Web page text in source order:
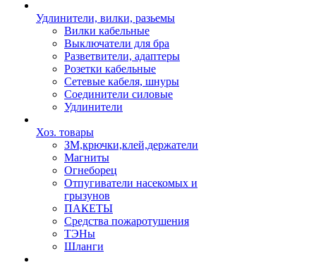
Удлинители, вилки, разьемы
Вилки кабельные
Выключатели для бра
Разветвители, адаптеры
Розетки кабельные
Сетевые кабеля, шнуры
Соединители силовые
Удлинители
Хоз. товары
ЗМ,крючки,клей,держатели
Магниты
Огнеборец
Отпугиватели насекомых и
грызунов
ПАКЕТЫ
Средства пожаротушения
ТЭНы
Шланги